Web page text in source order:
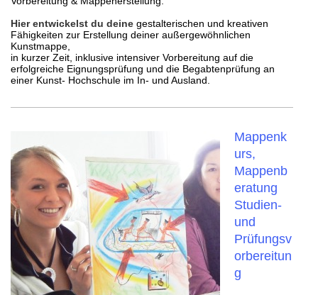
Hier entwickelst du deine gestalterischen und kreativen
Fähigkeiten zur Erstellung deiner außergewöhnlichen
Kunstmappe,
in kurzer Zeit, inklusive intensiver Vorbereitung auf die
erfolgreiche Eignungsprüfung und die Begabtenprüfung an
einer Kunst- Hochschule im In- und Ausland.
Mappenk
urs,
Mappenb
eratung
Studien-
und
Prüfungsv
orbereitun
g